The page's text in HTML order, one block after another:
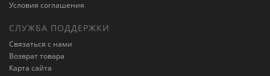
Условия соглашения
СЛУЖБА ПОДДЕРЖКИ
Связаться с нами
Возврат товара
Карта сайта